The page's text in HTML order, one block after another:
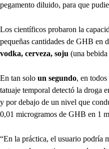
pegamento diluido, para que
Los científicos probaron la
pequeñas cantidades de GHB en
vodka, cerveza, soju (una
En tan solo un segundo, en
tatuaje temporal detectó la droga
y por debajo de un nivel que
0,01 microgramos de GHB en 1
“En la práctica, el usuario podría